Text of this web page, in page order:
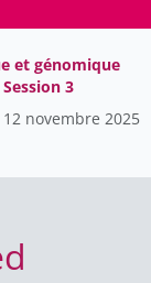
et génomique
3
novembre 2025